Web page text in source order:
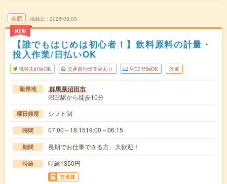
未読
NEW
掲載日 2026/08/05
【誰でもはじめは初心者！】飲料原料の計量・
投入作業/日払いOK
職種未経験OK 交通費別途支給あり WEB登録OK 派遣
勤務地 群馬県沼田市
沼田駅から徒歩10分
曜日頻度 シフト制
時間 07:00～18:1519:00～06:15
期間 長期でお仕事できる方、大歓迎！
時給 時給1350円
交通費